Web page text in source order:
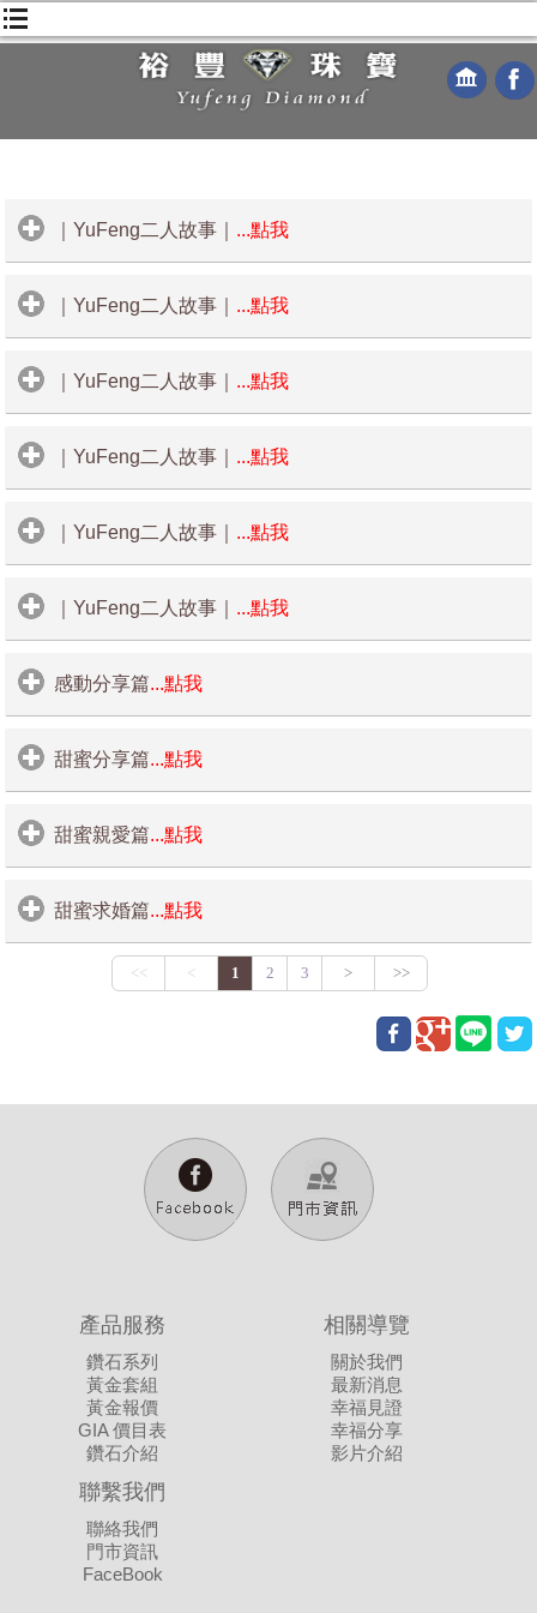
｜YuFeng二人故事｜ ...點我
桃園中壢婚戒品牌首選，裕豐
珠寶結婚對戒、求婚戒優惠中
我的他是個韓國人，因為工作關係，我們相識相戀八個月，
的。
戒不用花很多錢也能買到品質很好的對戒，而且在桃選時，
也有很多款式可選擇，不用擔心挑不到喜歡的。我們試戴了
了。結果老公加碼要我再挑一顆
他們賣的都是嚴選
分的效果，旁邊都有小鑽點綴，我和老公都很喜歡。
老公毫不猶豫的決定了，他們的服務很親切更重要的是價格
又很親民，讓他們見證我們的婚戒是幸福無限，朋友推薦的
果然沒錯，想省錢又可買到品質好的婚戒。
｜YuFeng二人故事｜ ...點我
GIA鑽戒-我在桃園裕豐珠寶找
到我人生中最美的求婚戒
能與我的另一半相遇，真的是感謝天賜良緣。
言談幾次之後，彼此都留下深刻的美好印象。
但我打從心裡喜歡上了她，在經過一年多的交往中，互相瞭
解，決定攜手人生，彼此守候一輩子，但要決定結婚免不了
要有個求婚戒，來個求婚儀式，讓女朋友開心，我則悄悄的
進行一場求婚計畫，在網路上做足了功課，以及實際走訪店
裡詢問比較，覺得裕豐珠寶的店員，不論在服務態度及專業
知識上都給了我滿意的印象。
最終選擇在中壢裕豐珠寶買了滿意的求婚戒。雖然買的鑽石
求婚戒不大，但卻是我對女友大大的心意，因女朋友和我都
屬於低調型的，所以在求婚當中沒有別人的奢華大排場，只
以簡單浪漫為主，彼此情同意合，幸福滿載。
謝謝裕豐珠寶店員專業親切的服務，很推薦大家到裕豐珠寶
買鑽石婚戒，相信會有不少的收穫呢。
｜YuFeng二人故事｜ ...點我
桃園結婚鑽戒品牌-桃園鑽戒
推薦，最多新人見證分享【裕
豐珠寶】
往，彼此心靈契合，將步入婚禮，攜手共創未來人生。經由
我們做專業的服務，在鑽戒的款式上，女朋友試戴了幾款
門市人員為我們講解有關
GIA
前三名。D.E.F的顏色，淨度則是
頂級完美切工的八心八箭，而我則是挑選一顆超級完美，50
D/IF ；無瑕等級的給女朋友代表我們永恆的愛
寶不虛此行。在那買到喜歡的鑽石婚戒及結婚對戒，感謝裕
｜YuFeng二人故事｜ ...點我
桃園GIA鑽石網友幸福推薦，
結婚鑽石哪裡買
結婚是人生的重要大事，當有結婚的念頭之後，就決定給女
鑽戒的選擇上，有些人會有大品牌及百貨專櫃的迷思，但我
在選擇的時候店員給予了許多意見及耐心的介紹，讓我找到
緻、新穎、無論價格品質我都非常滿意。
｜YuFeng二人故事｜ ...點我
桃園婚戒cp值最高，就在裕
豐珠寶買的【裕豐珠寶祝您們
幸福滿滿】
跟女友即將步入禮堂了，但始終就欠女友一個求婚的過程及
一個驚喜，日前抽空到裕豐珠寶挑選有
求婚戒。
他們的款式很多，很時尚，可以請專業人員幫忙介紹，店員
也很細心的為我解說，就算有不懂的地方他們也會很耐心的
借現場你選擇的款式去求婚，求完婚後再帶女友到店裡去量
指圍，然後再訂作一個全新的，這樣就可避免不確定戒圍的
困擾，這令我非常的滿意。
｜YuFeng二人故事｜ ...點我
桃園結婚求婚對戒鑽戒推薦
裕豐珠寶-新人幸福見證，恭
喜您們
要結婚了，我們又回到當初買50分鑽戒的熟悉地方
裕豐珠寶-來買結婚用的對戒，
之前在買這顆鑽石婚戒時，門市人員服務親切且幽默，
不論是石的顏色、重量、淨度、車工、八心八箭
感動分享篇...點我
一路上有妳陪伴真好
現在我們的愛情學分已經修成正果
今後我們也要這樣互相扶持到永遠
感謝裕豐珠寶的協助讓我們婚禮上更添光彩
甜蜜分享篇...點我
甜蜜親愛篇...點我
我手中抱著的是我最寶貝的女兒，聽別人說，女兒是上輩子
而旁邊是我這輩子的愛人，這一輩子我都會好好地牽著、抱
甜蜜求婚篇...點我
妳說妳想要看看外面廣闊的世界
我說我想要先拚一個我們的未來
我知道這段時間委屈妳了
產品服務
鑽石系列
黃金套組
黃金報價
GIA 價目表
鑽石介紹
相關導覽
關於我們
最新消息
幸福見證
幸福分享
影片介紹
聯繫我們
聯絡我們
門市資訊
FaceBook